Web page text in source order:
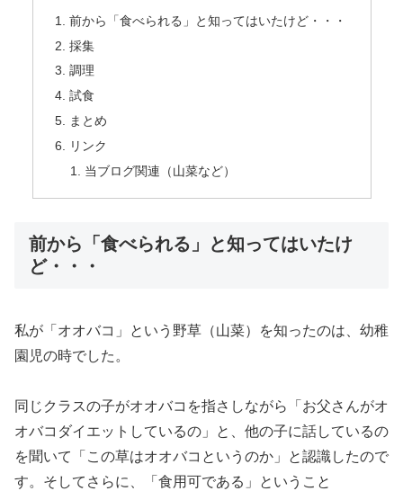
前から「食べられる」と知ってはいたけど・・・
採集
調理
試食
まとめ
リンク
当ブログ関連（山菜など）
前から「食べられる」と知ってはいたけ
ど・・・
私が「オオバコ」という野草（山菜）を知ったのは、幼稚
園児の時でした。
同じクラスの子がオオバコを指さしながら「お父さんがオ
オバコダイエットしているの」と、他の子に話しているの
を聞いて「この草はオオバコというのか」と認識したので
す。そしてさらに、「食用可である」ということ